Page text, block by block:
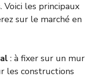
Voici les principaux
sur le marché en
: à fixer sur un mur
les constructions